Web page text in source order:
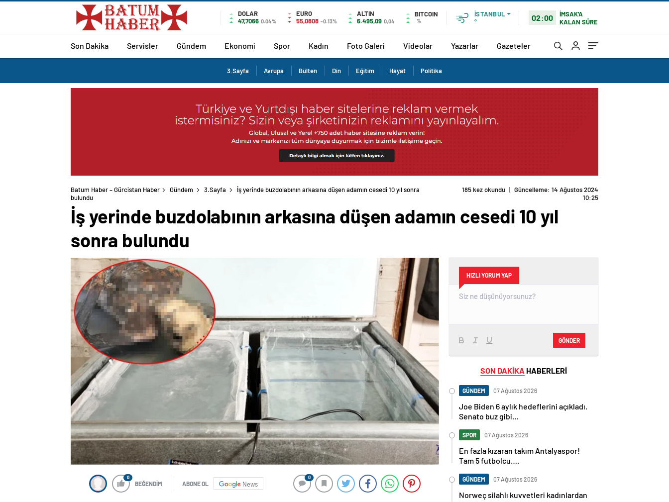
DOLAR
47,7066 0.04%
EURO
55,0808 -0.13%
ALTIN
6.495,09 0,04
BITCOIN
%
İSTANBUL
°
02:00
İMSAK'A
KALAN SÜRE
Son Dakika Servisler Gündem Ekonomi Spor Kadın Foto Galeri Videolar Yazarlar Gazeteler
3.Sayfa Avrupa Bülten Din Eğitim Hayat Politika
Batum Haber – Gürcistan Haber Gündem 3.Sayfa
İş yerinde buzdolabının arkasına düşen adamın cesedi 10 yıl sonra
bulundu
185 kez okundu | Güncelleme: 14 Ağustos 2024
10:25
İş yerinde buzdolabının arkasına düşen adamın cesedi 10 yıl
sonra bulundu
0
BEĞENDİM ABONE OL News
0
HIZLI YORUM YAP
GÖNDER
SON DAKİKA HABERLERİ
GÜNDEM 07 Ağustos 2026
Joe Biden 6 aylık hedeflerini açıkladı.
Senato buz gibi…
SPOR 07 Ağustos 2026
En fazla kızaran takım Antalyaspor!
Tam 5 futbolcu….
GÜNDEM 07 Ağustos 2026
Norweç silahlı kuvvetleri kadınlardan